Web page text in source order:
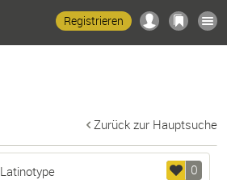
Registrieren
Zurück zur Hauptsuche
0
Latinotype